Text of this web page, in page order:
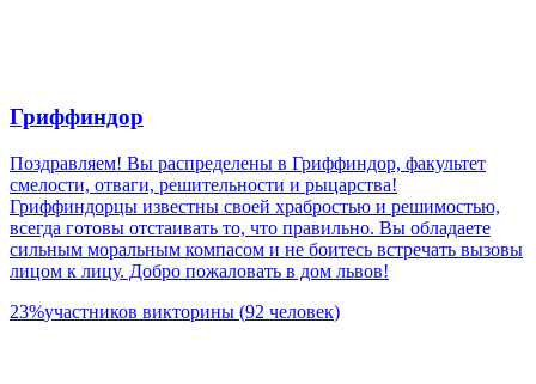
Гриффиндор
Поздравляем! Вы распределены в Гриффиндор, факультет
смелости, отваги, решительности и рыцарства!
Гриффиндорцы известны своей храбростью и решимостью,
всегда готовы отстаивать то, что правильно. Вы обладаете
сильным моральным компасом и не боитесь встречать вызовы
лицом к лицу. Добро пожаловать в дом львов!
23%участников викторины (92 человек)